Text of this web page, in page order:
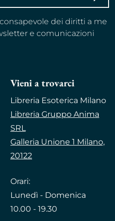
dei diritti a me
e comunicazioni
Vieni a trovarci
Libreria Esoterica Milano
Libreria Gruppo Anima
SRL
Galleria Unione 1 Milano,
20122
Orari:
Lunedì - Domenica
10.00 - 19.30